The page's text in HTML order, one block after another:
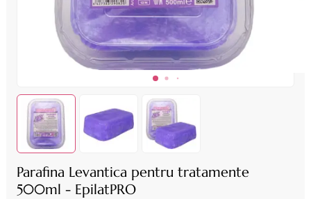
Parafina Levantica pentru tratamente
500ml - EpilatPRO